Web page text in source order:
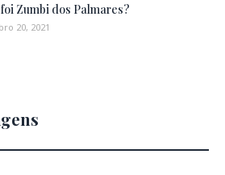
Zumbi dos Palmares?
20, 2021